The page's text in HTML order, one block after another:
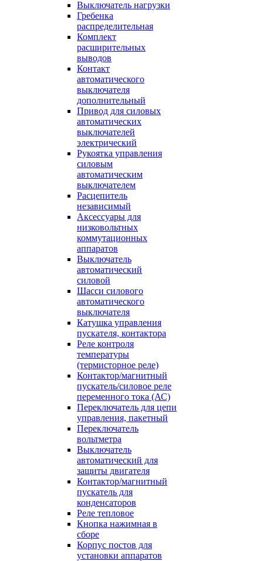
Выключатель нагрузки
Гребенка
распределительная
Комплект
расширительных
выводов
Контакт
автоматического
выключателя
дополнительный
Привод для силовых
автоматических
выключателей
электрический
Рукоятка управления
силовым
автоматическим
выключателем
Расцепитель
независимый
Аксессуары для
низковольтных
коммутационных
аппаратов
Выключатель
автоматический
силовой
Шасси силового
автоматического
выключателя
Катушка управления
пускателя, контактора
Реле контроля
температуры
(термисторное реле)
Контактор/магнитный
пускатель/силовое реле
переменного тока (АС)
Переключатель для цепи
управления, пакетный
Переключатель
вольтметра
Выключатель
автоматический для
защиты двигателя
Контактор/магнитный
пускатель для
конденсаторов
Реле тепловое
Кнопка нажимная в
сборе
Корпус постов для
установки аппаратов